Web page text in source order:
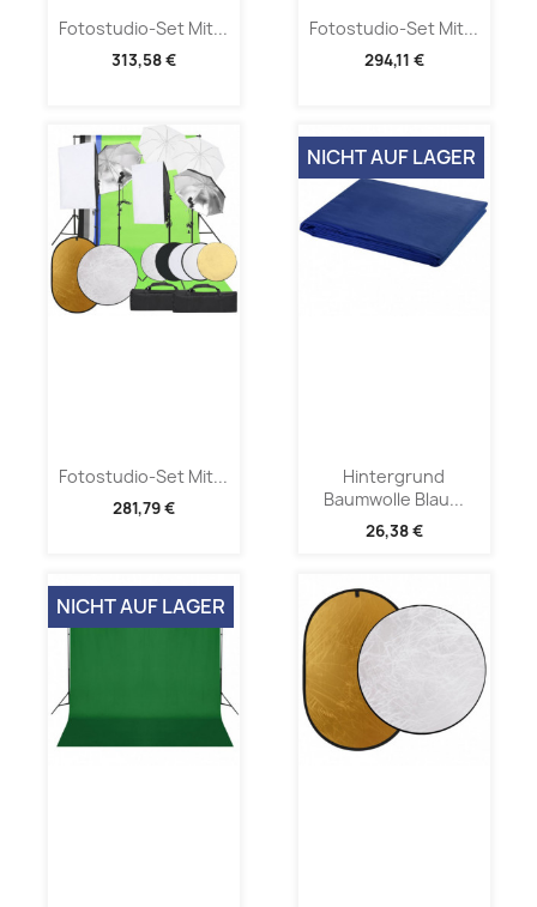
Fotostudio-Set Mit...
313,58 €
Fotostudio-Set Mit...
294,11 €
Fotostudio-Set Mit...
281,79 €
Hintergrund
Baumwolle Blau...
26,38 €
NICHT AUF LAGER
NICHT AUF LAGER